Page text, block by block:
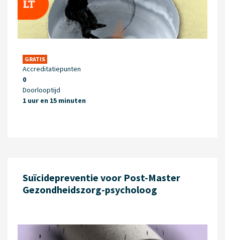
GRATIS
Accreditatiepunten
0
Doorlooptijd
1 uur en 15 minuten
Suïcidepreventie voor Post-Master
Gezondheidszorg-psycholoog